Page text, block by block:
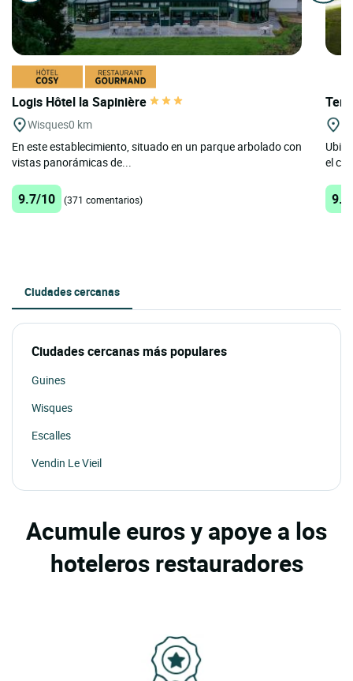
Logis Hôtel la Sapinière
Wisques0 km
En este establecimiento, situado en un parque arbolado con
vistas panorámicas de...
9.7/10 (371 comentarios)
el
Ciudades cercanas
Ciudades cercanas más populares
Guines
Wisques
Escalles
Vendin Le Vieil
Acumule euros y apoye a los
hoteleros restauradores